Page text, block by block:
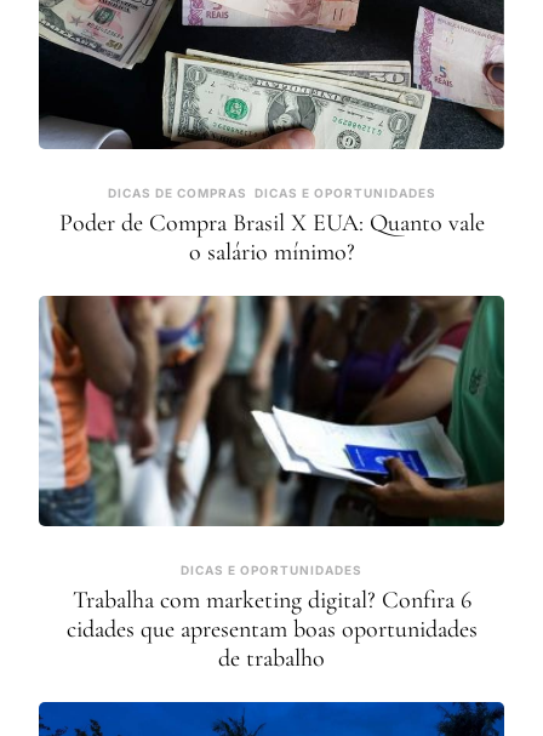
DICAS DE COMPRAS DICAS E OPORTUNIDADES
Poder de Compra Brasil X EUA: Quanto vale
o salário mínimo?
DICAS E OPORTUNIDADES
Trabalha com marketing digital? Confira 6
cidades que apresentam boas oportunidades
de trabalho